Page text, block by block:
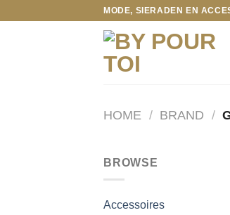
MODE, SIERADEN EN
HOME / BRAND /
BROWSE
Accessoires